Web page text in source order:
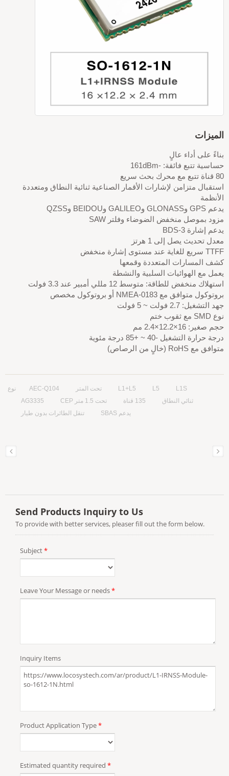
الميزات
بناءً على أداء عالٍ
حساسية تتبع فائقة: -161dBm
80 قناة تتبع مع محرك بحث سريع
استقبال متزامن لإشارات الأقمار الصناعية ثنائية النطاق ومتعددة
الأنظمة
يدعم GPS وGLONASS وGALILEO وBEIDOU وQZSS
مزود بموصل منخفض الضوضاء وفلتر SAW
يدعم إشارة BDS-3
معدل تحديث يصل إلى 1 هرتز
TTFF سريع للغاية عند مستوى إشارة منخفض
كشف المسارات المتعددة وقمعها
يعمل مع الهوائيات السلبية والنشطة
استهلاك منخفض للطاقة: متوسط 12 مللي أمبير عند 3.3 فولت
بروتوكول متوافق مع NMEA-0183 أو بروتوكول مخصص
جهد التشغيل: 2.7 فولت ~ 5 فولت
نوع SMD مع ثقوب ختم
حجم صغير: 16×12.2×2.4 مم
درجة حرارة التشغيل -40 ~ +85 درجة مئوية
متوافق مع RoHS (خالٍ من الرصاص)
نوع AEC-Q104 تحت المتر L1+L5 L5
L1S
AG3335
تحت 1.5 متر CEP 135 قناة
ثنائي النطاق
تنقل الطائرات بدون طيار
يدعم SBAS